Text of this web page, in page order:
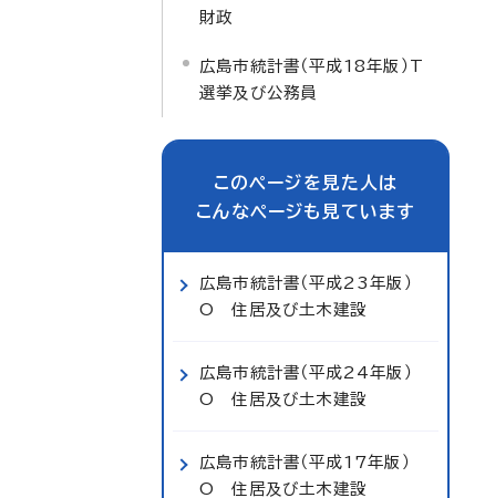
財政
広島市統計書（平成18年版）T
選挙及び公務員
このページを見た人は
こんなページも見ています
広島市統計書（平成23年版）
O 住居及び土木建設
広島市統計書（平成24年版）
O 住居及び土木建設
広島市統計書（平成17年版）
O 住居及び土木建設